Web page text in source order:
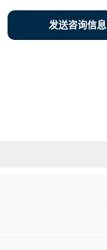
发送咨询信息